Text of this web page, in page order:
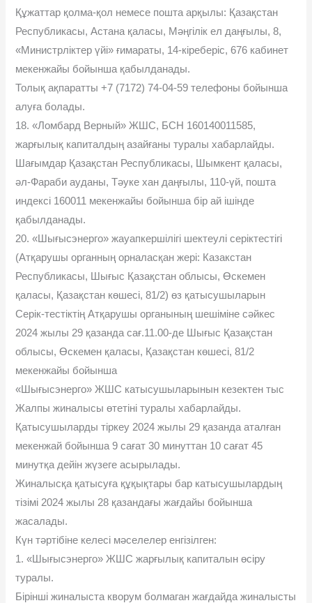
Құжаттар қолма-қол немесе пошта арқылы: Қазақстан
Республикасы, Астана қаласы, Мәңгілік ел даңғылы, 8,
«Министрліктер үйі» ғимараты, 14-кіреберіс, 676 кабинет
мекенжайы бойынша қабылданады.
Толық ақпаратты +7 (7172) 74-04-59 телефоны бойынша
алуға болады.
18. «Ломбард Верный» ЖШС, БСН 160140011585,
жарғылық капиталдың азайғаны туралы хабарлайды.
Шағымдар Қазақстан Республикасы, Шымкент қаласы,
әл-Фараби ауданы, Тәуке хан даңғылы, 110-үй, пошта
индексі 160011 мекенжайы бойынша бір ай ішінде
қабылданады.
20. «Шығысэнерго» жауапкершілігі шектеулі серіктестігі
(Атқарушы органның орналасқан жері: Казакстан
Республикасы, Шығыс Қазақстан облысы, Өскемен
қаласы, Қазақстан көшесі, 81/2) өз қатысушыларын
Серік-тестіктің Атқарушы органының шешіміне сәйкес
2024 жылы 29 қазанда сағ.11.00-де Шығыс Қазақстан
облысы, Өскемен қаласы, Қазақстан көшесі, 81/2
мекенжайы бойынша
«Шығысэнерго» ЖШС катысушыларынын кезектен тыс
Жалпы жиналысы өтетіні туралы хабарлайды.
Қатысушыларды тіркеу 2024 жылы 29 қазанда аталған
мекенжай бойынша 9 сағат 30 минуттан 10 сағат 45
минутқа дейін жүзеге асырылады.
Жиналысқа қатысуға құқықтары бар катысушылардың
тізімі 2024 жылы 28 қазандағы жағдайы бойынша
жасалады.
Күн тәртібіне келесі мәселелер енгізілген:
1. «Шығысэнерго» ЖШС жарғылық капиталын өсіру
туралы.
Бірінші жиналыста кворум болмаган жағдайда жиналысты